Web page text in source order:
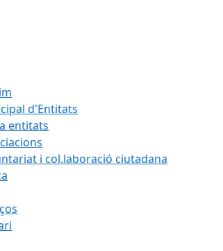
d'Entitats
entitats
i col.laboració ciutadana